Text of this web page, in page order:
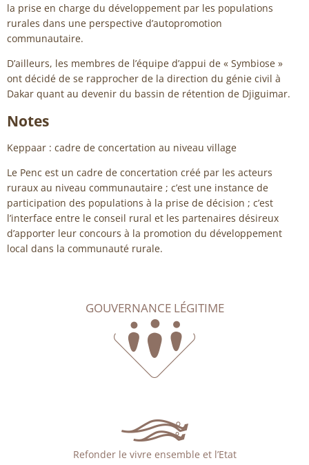
la prise en charge du développement par les populations
rurales dans une perspective d’autopromotion
communautaire.
D’ailleurs, les membres de l’équipe d’appui de « Symbiose »
ont décidé de se rapprocher de la direction du génie civil à
Dakar quant au devenir du bassin de rétention de Djiguimar.
Notes
Keppaar : cadre de concertation au niveau village
Le Penc est un cadre de concertation créé par les acteurs
ruraux au niveau communautaire ; c’est une instance de
participation des populations à la prise de décision ; c’est
l’interface entre le conseil rural et les partenaires désireux
d’apporter leur concours à la promotion du développement
local dans la communauté rurale.
GOUVERNANCE LÉGITIME
Refonder le vivre ensemble et l’Etat